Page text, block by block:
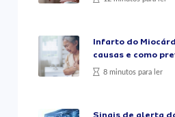
Infarto do
causas e como
8 minutos para ler